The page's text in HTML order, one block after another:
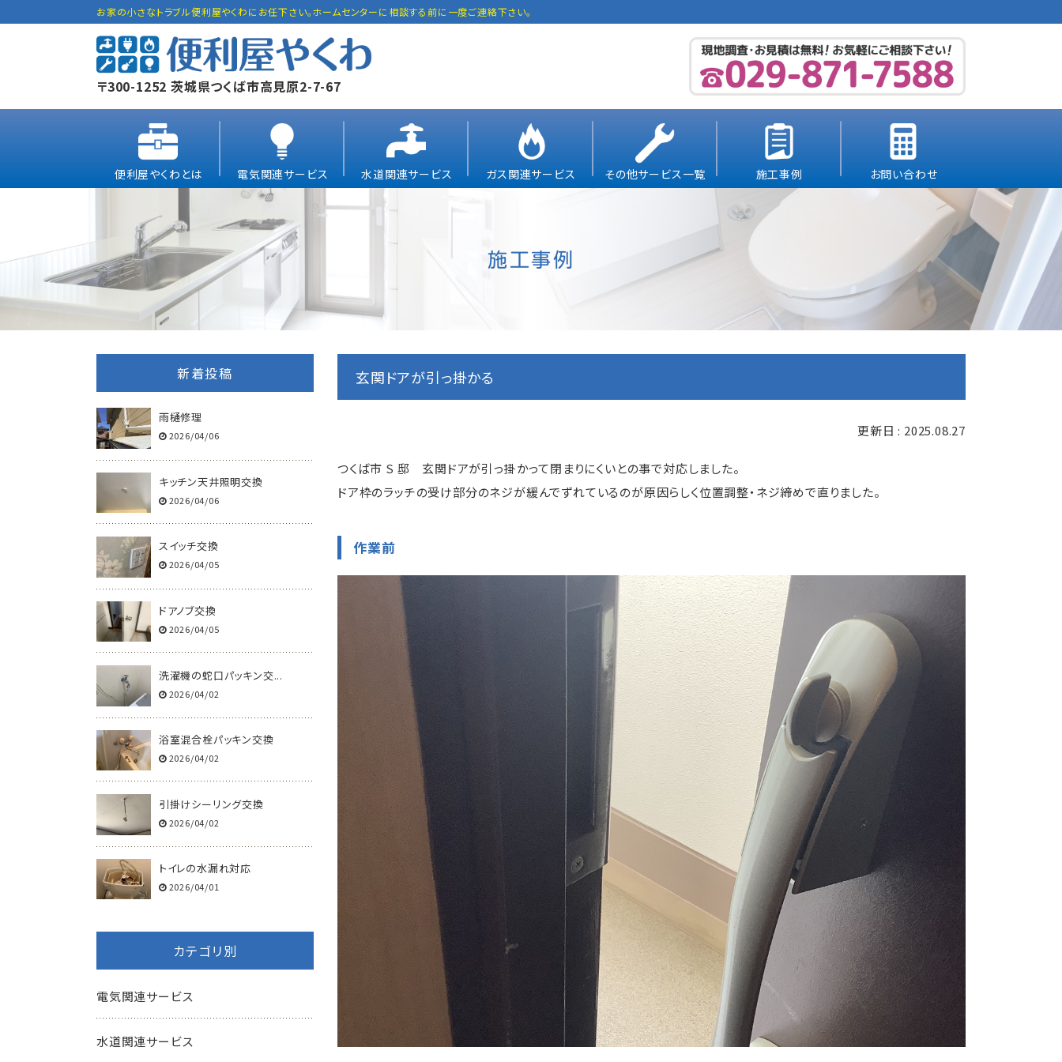
お家の小さなトラブル便利屋やくわにお任下さい。ホームセンターに相談する前に一度ご連絡下さい。
〒300-1252 茨城県つくば市高見原2-7-67
便利屋やくわとは 電気関連サービス 水道関連サービス ガス関連サービス その他サービス一覧 施工事例 お問い合わせ
施工事例
玄関ドアが引っ掛かる
更新日 : 2025.08.27
つくば市 S 邸 玄関ドアが引っ掛かって閉まりにくいとの事で対応しました。
ドア枠のラッチの受け部分のネジが緩んでずれているのが原因らしく位置調整・ネジ締めで直りました。
作業前
新着投稿
雨樋修理
2026/04/06
キッチン天井照明交換
2026/04/06
スイッチ交換
2026/04/05
ドアノブ交換
2026/04/05
洗濯機の蛇口パッキン交...
2026/04/02
浴室混合栓パッキン交換
2026/04/02
引掛けシーリング交換
2026/04/02
トイレの水漏れ対応
2026/04/01
カテゴリ別
電気関連サービス
水道関連サービス